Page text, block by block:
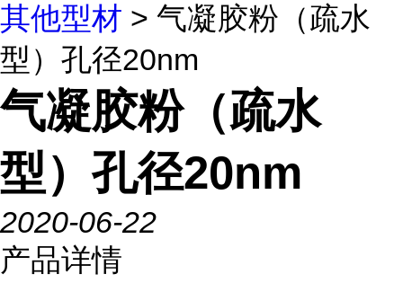
其他型材 > 气凝胶粉（疏水
型）孔径20nm
气凝胶粉（疏水
型）孔径20nm
2020-06-22
产品详情